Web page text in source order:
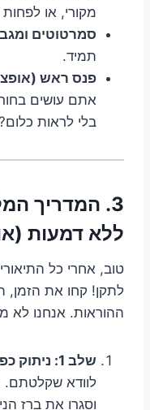
מקורי, או
סמרטוטים
תמיד.
פנס ראש
אתם עושים
בלי לראות
ללא דמעות
טוב, אחרי כל
לתקן! קחו את הזמן,
ההוראות. אנחנו לא
שלב 1: ניתוק כפול – חשמל ומים:
לוודא